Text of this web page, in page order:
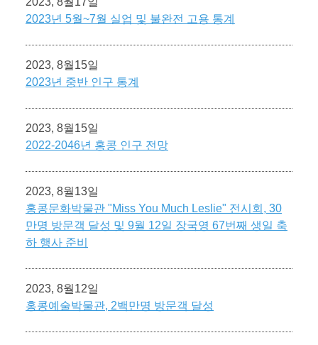
2023년 5월~7월 실업 및 불완전 고용 통계
2023, 8월15일
2023년 중반 인구 통계
2023, 8월15일
2022-2046년 홍콩 인구 전망
2023, 8월13일
홍콩문화박물관 "Miss You Much Leslie" 전시회, 30
만명 방문객 달성 및 9월 12일 장국영 67번째 생일 축
하 행사 준비
2023, 8월12일
홍콩예술박물관, 2백만명 방문객 달성